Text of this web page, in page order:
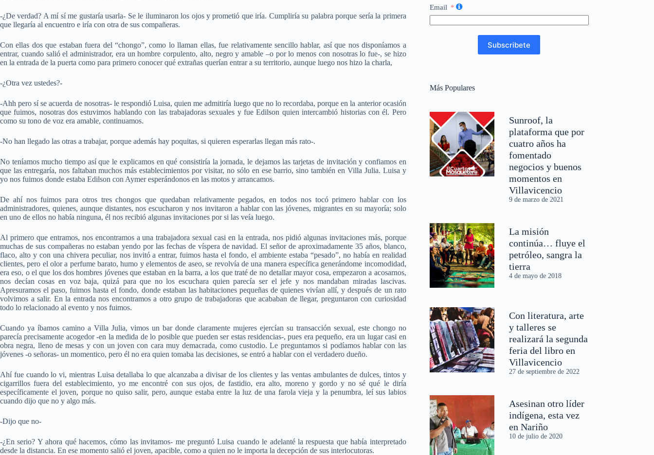
-¿De verdad? A mí sí me gustaría usarla- Se le iluminaron los ojos y prometió que iría. Cumpliría su palabra porque sería la primera
que llegaría al encuentro e iría con otra de sus compañeras.
Con ellas dos que estaban fuera del “chongo”, como lo llaman ellas, fue relativamente sencillo hablar, así que nos disponíamos a
entrar, cuando salió el administrador, era un hombre corpulento, alto, negro y amable –o por lo menos con nosotras lo fue-, se hizo
en la entrada de la puerta como para primero conocer qué extrañas querían entrar a su territorio, aunque luego nos hizo la charla,
-¿Otra vez ustedes?-
-Ahh pero sí se acuerda de nosotras- le respondió Luisa, quien me admitiría luego que no lo recordaba, porque en la anterior ocasión
que fuimos, nosotras dos estuvimos hablando con las trabajadoras sexuales y fue Edilson quien intercambió historias con él. Pero
como su tono de voz era amable, continuamos.
-No han llegado las otras a trabajar, porque además hay poquitas, si quieren esperarlas llegan más rato-.
No teníamos mucho tiempo así que le explicamos en qué consistiría la jornada, le dejamos las tarjetas de invitación y confiamos en
que las entregaría, nos faltaban muchos más establecimientos por visitar, no sólo en ese barrio, sino también en Villa Julia. Luisa y
yo nos fuimos donde estaba Edilson con Aymer esperándonos en las motos y arrancamos.
De ahí nos fuimos para otros tres chongos que quedaban relativamente pegados, en todos nos tocó primero hablar con los
administradores, quienes, aunque distantes, nos escucharon y nos invitaron a hablar con las jóvenes, migrantes en su mayoría; solo
en uno de ellos no había ninguna, él nos recibió algunas invitaciones por si las veía luego.
Al primero que entramos, nos encontramos a una trabajadora sexual casi en la entrada, nos pidió algunas invitaciones más, porque
muchas de sus compañeras no estaban yendo por las fechas de víspera de navidad. El señor de aproximadamente 35 años, blanco,
flaco, alto y con una chivera peculiar, nos invitó a entrar, fuimos hasta el fondo, el ambiente estaba “pesado”, no había en realidad
clientes, pero el olor a perfume barato, humo y elementos de aseo, se revolvía de una manera específica generándome incomodidad,
era eso, o el que los dos hombres jóvenes que estaban en la barra, a los que traté de no detallar mayor cosa, empezaron a acosarnos,
nos decían cosas en voz baja, quizá para que no los escuchara quien parecía ser el jefe y nos mandaban miradas lascivas.
Apresuramos el paso, fuimos hasta el fondo, donde estaban las habitaciones pequeñas de quienes vivían allí, y después de un rato
volvimos a salir. En la entrada nos encontramos a otro grupo de trabajadoras que acababan de llegar, preguntaron con curiosidad
todo lo relacionado al evento y nos fuimos.
Cuando ya íbamos camino a Villa Julia, vimos un bar donde claramente mujeres ejercían su transacción sexual, este chongo no
parecía precisamente acogedor -en la medida de lo posible que pueden ser estas residencias-, pues era pequeño, era un lugar casi en
obra negra, lleno de mesas y con un joven con cara muy demacrada, como custodio. Le preguntamos si podíamos hablar con las
jóvenes -o señoras- un momentico, pero él no era quien tomaba las decisiones, se entró a hablar con el verdadero dueño.
Ahí fue cuando lo vi, mientras Luisa detallaba lo que alcanzaba a divisar de los clientes y las ventas ambulantes de dulces, tintos y
cigarrillos fuera del establecimiento, yo me encontré con sus ojos, de fastidio, era alto, moreno y gordo y no sé qué le diría
específicamente el joven, porque no quiso salir, pero, aunque estaba entre la luz de una farola vieja y la penumbra, leí sus labios
cuando dijo que no y algo más.
-Dijo que no-
-¿En serio? Y ahora qué hacemos, cómo las invitamos- me preguntó Luisa cuando le adelanté la respuesta que había interpretado
desde la distancia. En ese momento salió el joven, apacible, como a quien no le importa la decepción de sus interlocutoras.
Email
Subscribete
Más Populares
Sunroof, la
plataforma que por
cuatro años ha
fomentado
negocios y buenos
momentos en
Villavicencio
9 de marzo de 2021
La misión
continúa… fluye el
petróleo, sangra la
tierra
4 de mayo de 2018
Con literatura, arte
y talleres se
realizará la segunda
feria del libro en
Villavicencio
27 de septiembre de 2022
Asesinan otro líder
indígena, esta vez
en Nariño
10 de julio de 2020